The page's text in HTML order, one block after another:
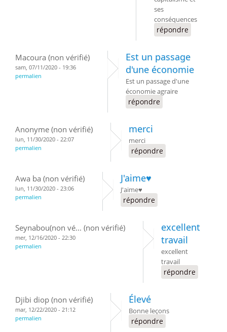
ses
conséquences
répondre
Macoura (non vérifié)
sam, 07/11/2020 - 19:36
permalien
Est un passage
d'une économie
Est un passage d'une
économie agraire
répondre
Anonyme (non vérifié)
lun, 11/30/2020 - 22:07
permalien
merci
merci
répondre
Awa ba (non vérifié)
lun, 11/30/2020 - 23:06
permalien
J'aime♥️
J'aime♥️
répondre
Seynabou(non vé... (non vérifié)
mer, 12/16/2020 - 22:30
permalien
excellent
travail
excellent
travail
répondre
Djibi diop (non vérifié)
mar, 12/22/2020 - 21:12
permalien
Élevé
Bonne leçons
répondre